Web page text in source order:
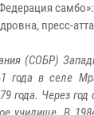
пресс-
(СОБР)
в селе
года. Через